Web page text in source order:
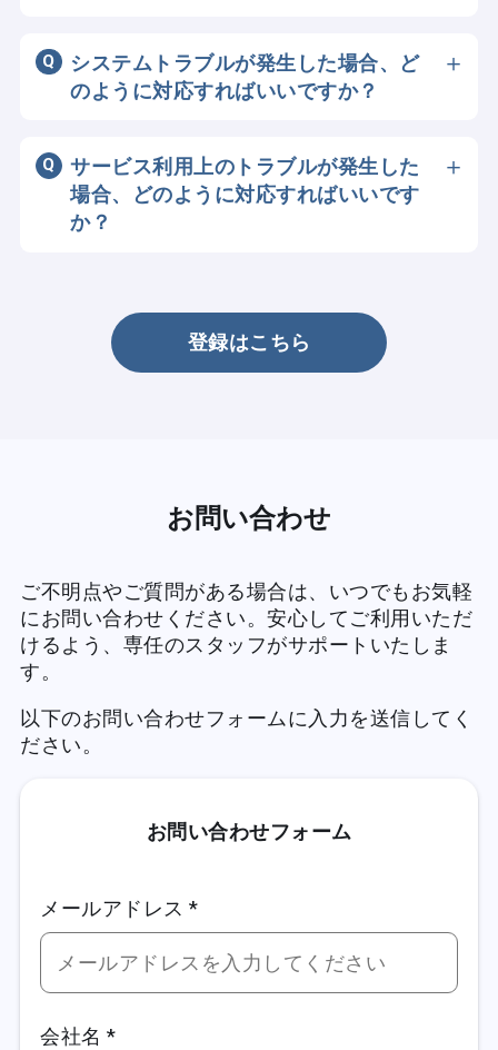
します。
システムトラブルが発生した場合、ど
のように対応すればいいですか？
合わせください。内容を確認の上、対応い
たします。
サービス利用上のトラブルが発生した
場合、どのように対応すればいいです
か？
合は、必要に応じて専門家等へのご相談を
おすすめします。登録はこちら
お問い合わせ
ご不明点やご質問がある場合は、いつでもお気軽
にお問い合わせください。安心してご利用いただ
けるよう、専任のスタッフがサポートいたしま
す。
以下のお問い合わせフォームに入力を送信してく
ださい。
お問い合わせフォーム
メールアドレス *
会社名 *